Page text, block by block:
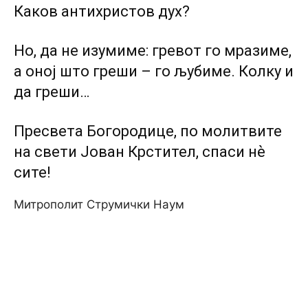
Каков антихристов дух?
Но, да не изумиме: гревот го мразиме,
а оној што греши – го љубиме. Колку и
да греши…
Пресвета Богородице, по молитвите
на свети Јован Крстител, спаси нѐ
сите!
Митрополит Струмички Наум